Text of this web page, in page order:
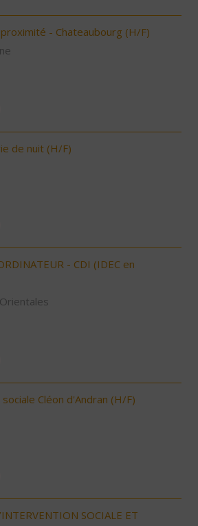
- Chateaubourg (H/F)
de nuit (H/F)
- CDI (IDEC en
Cléon d'Andran (H/F)
SOCIALE ET